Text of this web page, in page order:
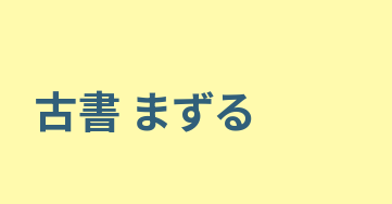
古書 まずる